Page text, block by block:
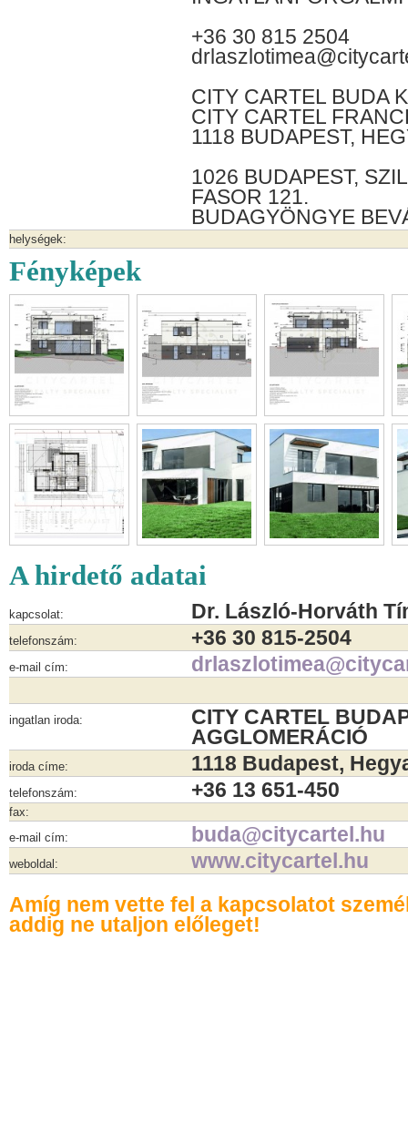
+36 30 815 2504
CITY CARTEL BUDA
CITY CARTEL
1118 BUDAPEST,
1026 BUDAPEST,
FASOR 121.
BUDAGYÖNGYE
helységek:
Fényképek
A hirdető adatai
kapcsolat: Dr. László-Horváth
telefonszám: +36 30 815-2504
e-mail cím:
ingatlan iroda:
CITY CARTEL
AGGLOMERÁCIÓ
iroda címe: 1118 Budapest,
telefonszám: +36 13 651-450
fax:
e-mail cím:
buda@citycartel.hu
weboldal:
www.citycartel.hu
Amíg nem vette fel a kapcsolatot
addig ne utaljon előleget!